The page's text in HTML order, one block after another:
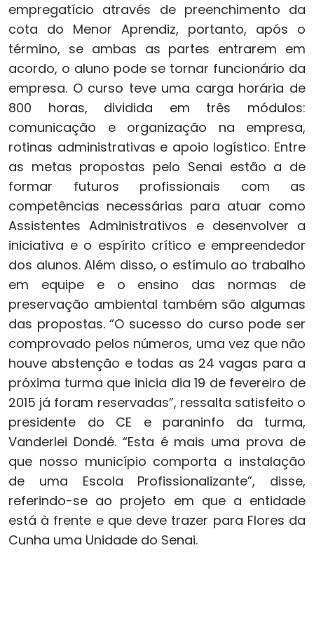
empregatício através de preenchimento da
cota do Menor Aprendiz, portanto, após o
término, se ambas as partes entrarem em
acordo, o aluno pode se tornar funcionário da
empresa. O curso teve uma carga horária de
800 horas, dividida em três módulos:
comunicação e organização na empresa,
rotinas administrativas e apoio logístico. Entre
as metas propostas pelo Senai estão a de
formar futuros profissionais com as
competências necessárias para atuar como
Assistentes Administrativos e desenvolver a
iniciativa e o espírito crítico e empreendedor
dos alunos. Além disso, o estímulo ao trabalho
em equipe e o ensino das normas de
preservação ambiental também são algumas
das propostas. “O sucesso do curso pode ser
comprovado pelos números, uma vez que não
houve abstenção e todas as 24 vagas para a
próxima turma que inicia dia 19 de fevereiro de
2015 já foram reservadas”, ressalta satisfeito o
presidente do CE e paraninfo da turma,
Vanderlei Dondé. “Esta é mais uma prova de
que nosso município comporta a instalação
de uma Escola Profissionalizante”, disse,
referindo-se ao projeto em que a entidade
está à frente e que deve trazer para Flores da
Cunha uma Unidade do Senai.